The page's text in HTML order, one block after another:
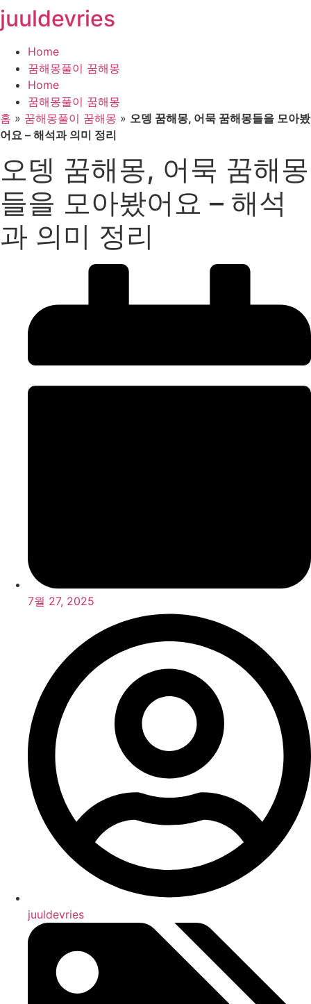
콘
텐
뛰
기
juuldevries
Home
꿈해몽풀이 꿈해몽
Home
꿈해몽풀이 꿈해몽
홈 » 꿈해몽풀이 꿈해몽 » 오뎅 꿈해몽, 어묵 꿈해몽들을 모아봤
어요 – 해석과 의미 정리
오뎅 꿈해몽, 어묵 꿈해몽
들을 모아봤어요 – 해석
과 의미 정리
7월 27, 2025
juuldevries